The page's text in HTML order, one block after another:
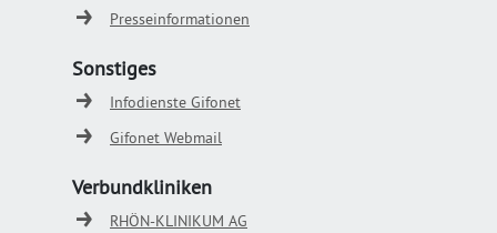
Presseinformationen
Sonstiges
Infodienste Gifonet
Gifonet Webmail
Verbundkliniken
RHÖN-KLINIKUM AG